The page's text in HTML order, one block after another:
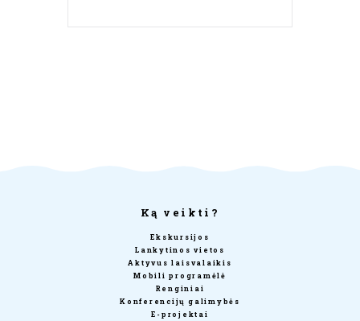
Ką veikti?
Ekskursijos
Lankytinos vietos
Aktyvus laisvalaikis
Mobili programėlė
Renginiai
Konferencijų galimybės
E-projektai